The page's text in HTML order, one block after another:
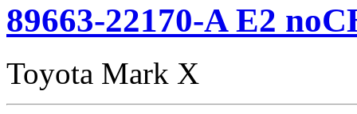
89663-22170-A E2
Toyota Mark X